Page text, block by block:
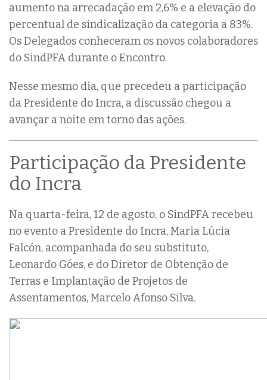
aumento na arrecadação em 2,6% e a elevação do
percentual de sindicalização da categoria a 83%.
Os Delegados conheceram os novos colaboradores
do SindPFA durante o Encontro.
Nesse mesmo dia, que precedeu a participação
da Presidente do Incra, a discussão chegou a
avançar a noite em torno das ações.
Participação da Presidente
do Incra
Na quarta-feira, 12 de agosto, o SindPFA recebeu
no evento a Presidente do Incra, Maria Lúcia
Falcón, acompanhada do seu substituto,
Leonardo Góes, e do Diretor de Obtenção de
Terras e Implantação de Projetos de
Assentamentos, Marcelo Afonso Silva.